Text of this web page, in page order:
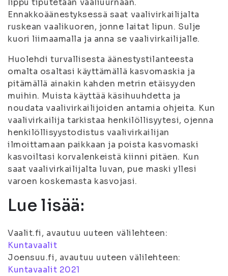
lippu tiputetaan vaaliuurnaan.
Ennakkoäänestyksessä saat vaalivirkailijalta
ruskean vaalikuoren, jonne laitat lipun. Sulje
kuori liimaamalla ja anna se vaalivirkailijalle.
Huolehdi turvallisesta äänestystilanteesta
omalta osaltasi käyttämällä kasvomaskia ja
pitämällä ainakin kahden metrin etäisyyden
muihin. Muista käyttää käsihuuhdetta ja
noudata vaalivirkailijoiden antamia ohjeita. Kun
vaalivirkailija tarkistaa henkilöllisyytesi, ojenna
henkilöllisyystodistus vaalivirkailijan
ilmoittamaan paikkaan ja poista kasvomaski
kasvoiltasi korvalenkeistä kiinni pitäen. Kun
saat vaalivirkailijalta luvan, pue maski yllesi
varoen koskemasta kasvojasi.
Lue lisää:
Vaalit.fi, avautuu uuteen välilehteen:
Kuntavaalit
Joensuu.fi, avautuu uuteen välilehteen:
Kuntavaalit 2021